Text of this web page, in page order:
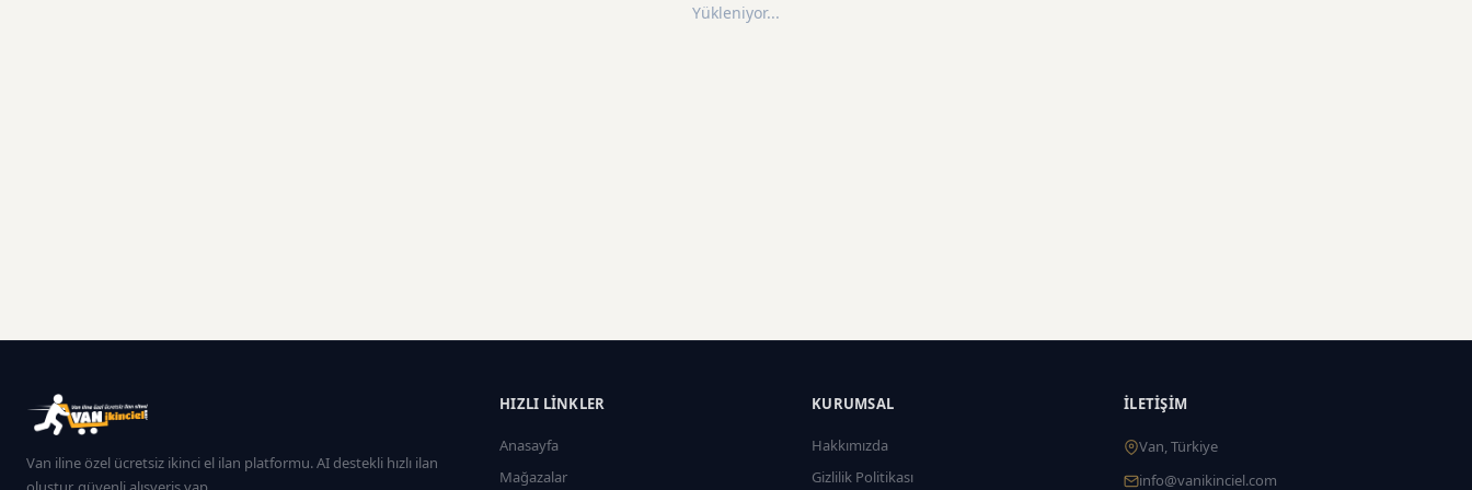
Yükleniyor...
Van iline özel ücretsiz ikinci el ilan platformu. AI destekli hızlı ilan
HIZLI LINKLER
Anasayfa
Mağazalar
KURUMSAL
Hakkımızda
Gizlilik Politikası
İLETIŞIM
Van, Türkiye
info@vanikinciel.com